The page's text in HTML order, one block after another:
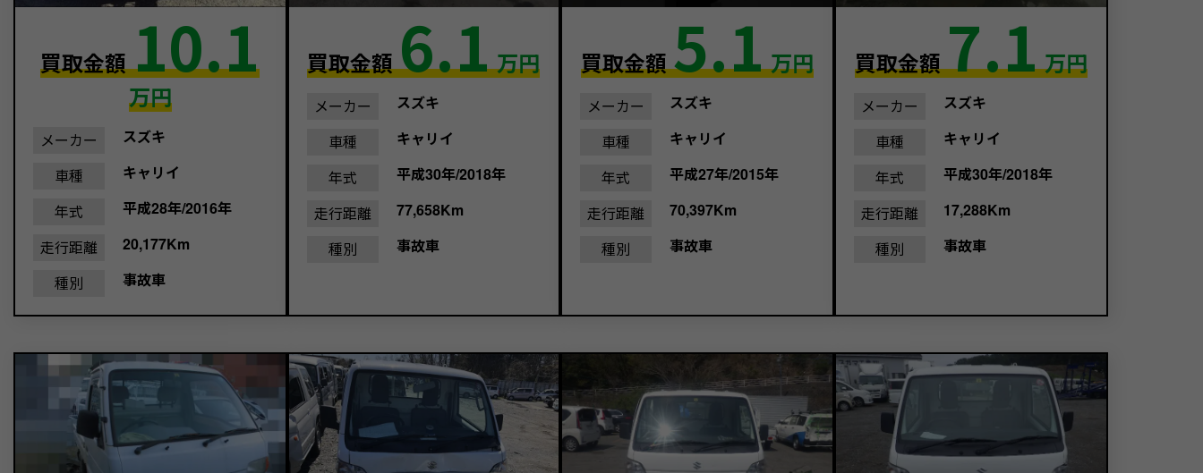
買取金額10.1
万円
メーカー
スズキ
車種
キャリイ
年式
平成28年/2016年
走行距離
20,177Km
種別
事故車
買取金額6.1 万円
メーカー
スズキ
車種
キャリイ
年式
平成30年/2018年
走行距離
77,658Km
種別
事故車
買取金額5.1 万円
メーカー
スズキ
車種
キャリイ
年式
平成27年/2015年
走行距離
70,397Km
種別
事故車
買取金額7.1 万円
メーカー
スズキ
車種
キャリイ
年式
平成30年/2018年
走行距離
17,288Km
種別
事故車